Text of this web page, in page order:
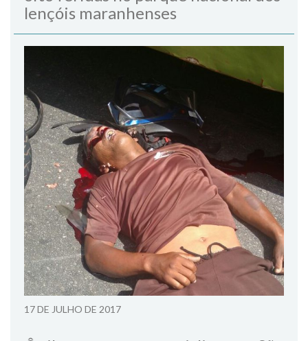
lençóis maranhenses
17 DE JULHO DE 2017